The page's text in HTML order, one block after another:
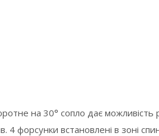
на 30° сопло дає
4 форсунки встановлені в зоні